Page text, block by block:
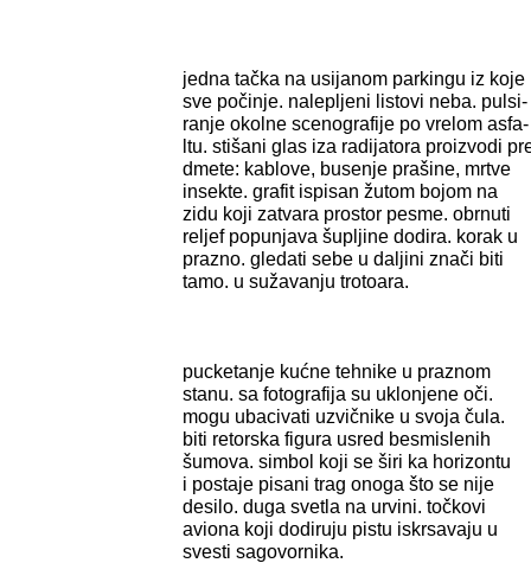
jedna tačka na usijanom parkingu iz koje
sve počinje. nalepljeni listovi neba. pulsi-
ranje okolne scenografije po vrelom asfa-
ltu. stišani glas iza radijatora proizvodi
dmete: kablove, busenje prašine, mrtve
insekte. grafit ispisan žutom bojom na
zidu koji zatvara prostor pesme. obrnuti
reljef popunjava šupljine dodira. korak u
prazno. gledati sebe u daljini znači biti
tamo. u sužavanju trotoara.
pucketanje kućne tehnike u praznom
stanu. sa fotografija su uklonjene oči.
mogu ubacivati uzvičnike u svoja čula.
biti retorska figura usred besmislenih
šumova. simbol koji se širi ka horizontu
i postaje pisani trag onoga što se nije
desilo. duga svetla na urvini. točkovi
aviona koji dodiruju pistu iskrsavaju u
svesti sagovornika.